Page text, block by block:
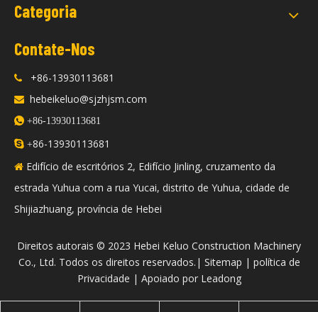
Categoria
Contate-Nos
 +86-13930113681
 hebeikeluo@sjzhjsm.com
 +86-13930113681
 +86-13930113681
 Edifício de escritórios 2, Edifício Jinling, cruzamento da
estrada Yuhua com a rua Yucai, distrito de Yuhua, cidade de
Shijiazhuang, província de Hebei
​Direitos autorais © 2023 Hebei Keluo Construction Machinery
Co., Ltd. Todos os direitos reservados.| Sitemap | política de
Privacidade | Apoiado por Leadong